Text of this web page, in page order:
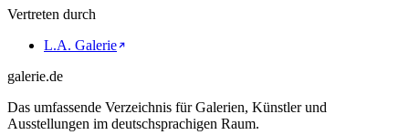
Vertreten durch
L.A. Galerie
galerie.de
Das umfassende Verzeichnis für Galerien, Künstler und
Ausstellungen im deutschsprachigen Raum.